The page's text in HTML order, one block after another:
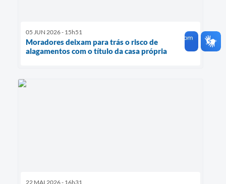
05 JUN 2026 - 15h51
Moradores deixam para trás o risco de
alagamentos com o título da casa própria
22 MAI 2026 - 16h31